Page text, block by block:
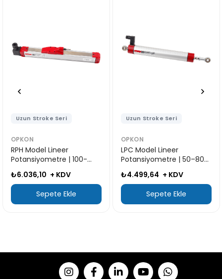
| 100-
LPC Model Lineer
Potansiyometre | 50–800
₺4.499,64
+ KDV
RTM Model
₺4.225,27